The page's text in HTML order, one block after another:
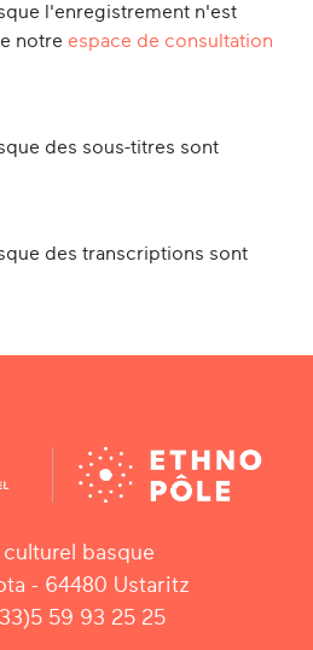
l'enregistrement n'est
notre espace de consultation
des sous-titres sont
des transcriptions sont
culturel basque
- 64480 Ustaritz
59 93 25 25